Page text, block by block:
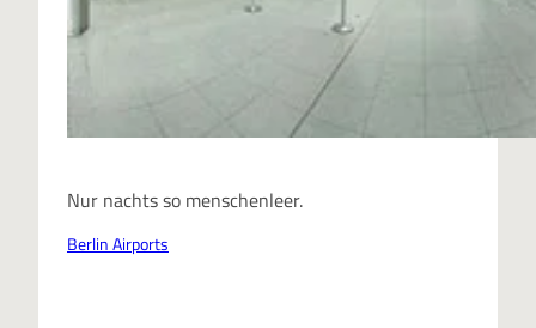
Nur nachts so menschenleer.
Berlin Airports